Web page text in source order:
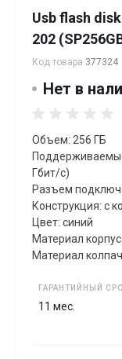
Usb flash
202
Код товара 377324
Нет в
Объем: 256 ГБ
Гбит/с)
Разъем
Конструкция: с
Цвет: синий
Материал
Материал
ГАРАНТИЙНЫЙ
11 мес.